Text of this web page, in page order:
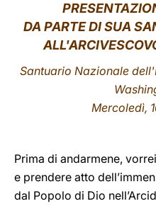
DA PARTE DI SUA
Santuario Nazionale
Mercoledì,
Prima di andarmene,
e prendere atto
dal Popolo di Dio